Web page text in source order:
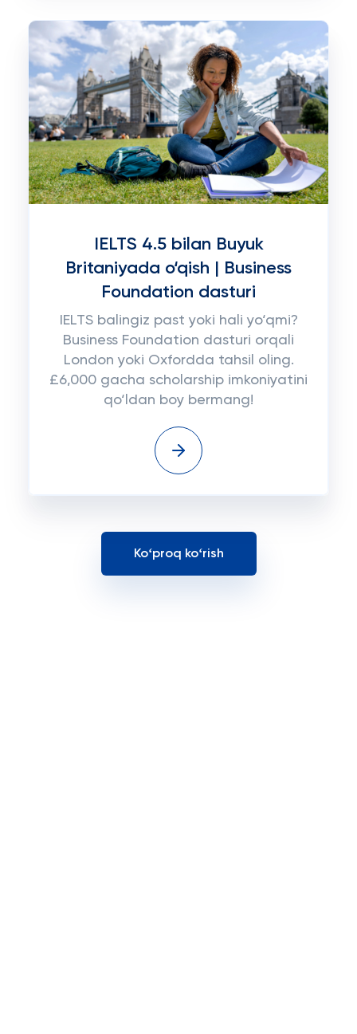
IELTS 4.5 bilan Buyuk
Britaniyada o‘qish | Business
Foundation dasturi
IELTS balingiz past yoki hali yo‘qmi?
Business Foundation dasturi orqali
London yoki Oxfordda tahsil oling.
£6,000 gacha scholarship imkoniyatini
qo‘ldan boy bermang!
Koʻproq koʻrish